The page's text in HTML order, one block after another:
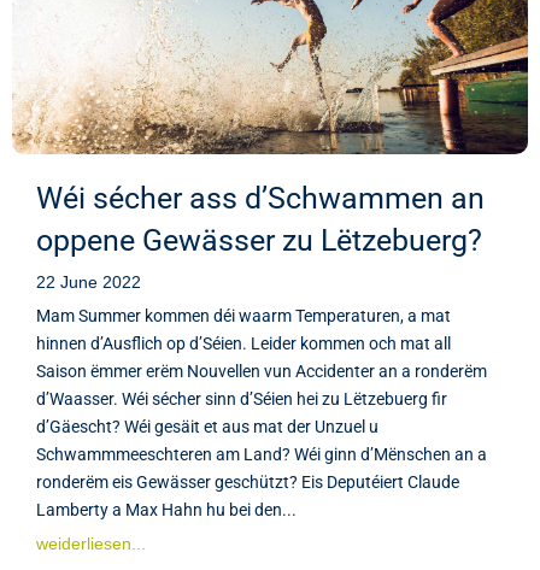
Wéi sécher ass d’Schwammen an
oppene Gewässer zu Lëtzebuerg?
22 June 2022
Mam Summer kommen déi waarm Temperaturen, a mat
hinnen d’Ausflich op d’Séien. Leider kommen och mat all
Saison ëmmer erëm Nouvellen vun Accidenter an a ronderëm
d’Waasser. Wéi sécher sinn d’Séien hei zu Lëtzebuerg fir
d’Gäescht? Wéi gesäit et aus mat der Unzuel u
Schwammmeeschteren am Land? Wéi ginn d’Mënschen an a
ronderëm eis Gewässer geschützt? Eis Deputéiert Claude
Lamberty a Max Hahn hu bei den...
weiderliesen...